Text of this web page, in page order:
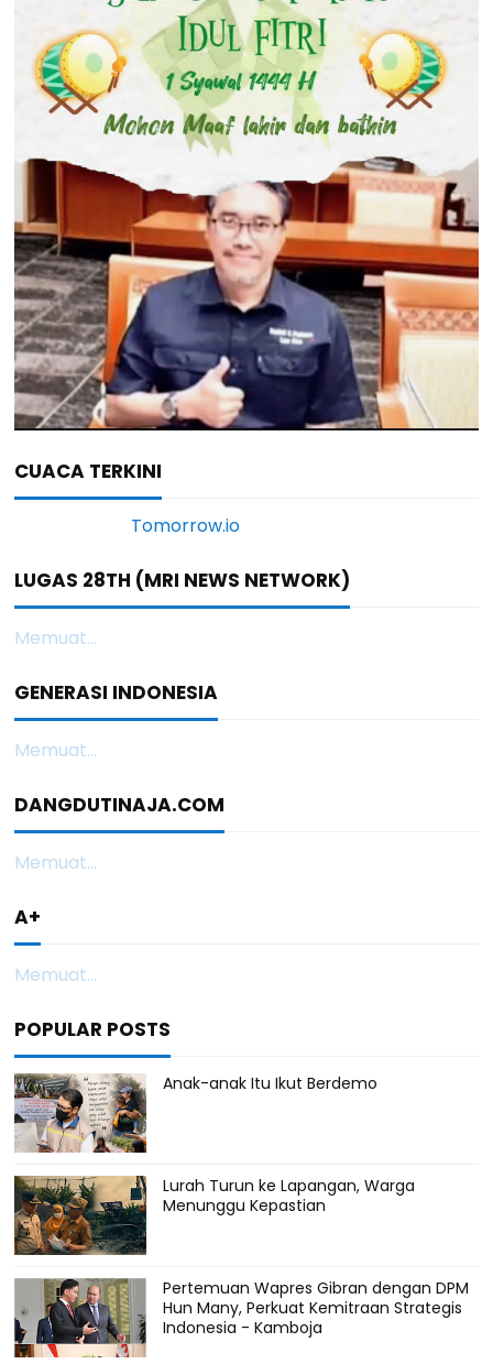
CUACA TERKINI
LUGAS 28TH (MRI NEWS NETWORK)
Memuat...
GENERASI INDONESIA
Memuat...
DANGDUTINAJA.COM
Memuat...
A+
Memuat...
POPULAR POSTS
Anak-anak Itu Ikut Berdemo
Lurah Turun ke Lapangan, Warga
Menunggu Kepastian
Pertemuan Wapres Gibran dengan DPM
Hun Many, Perkuat Kemitraan Strategis
Indonesia - Kamboja